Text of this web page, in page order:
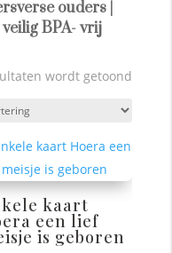
ouders |
BPA- vrij
wordt getoond
kaart
een lief
is geboren